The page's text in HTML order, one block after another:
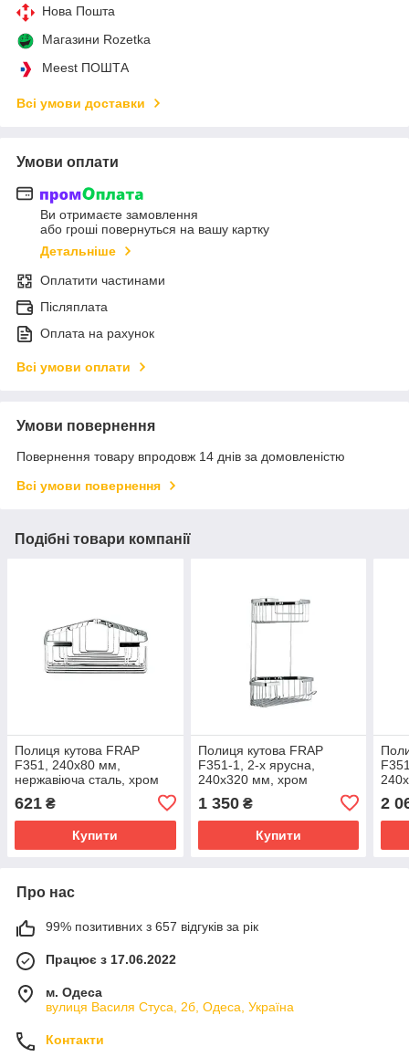
Нова Пошта
Магазини Rozetka
Meest ПОШТА
Всі умови доставки
Умови оплати
Ви отримаєте замовлення
або гроші повернуться на вашу картку
Детальніше
Оплатити частинами
Післяплата
Оплата на рахунок
Всі умови оплати
Умови повернення
Повернення товару впродовж 14 днів за домовленістю
Всі умови повернення
Подібні товари компанії
Полиця кутова FRAP
F351, 240х80 мм,
нержавіюча сталь, хром
621 ₴
Купити
Полиця кутова FRAP
F351-1, 2-х ярусна,
240х320 мм, хром
1 350₴
Купити
2
Про нас
99% позитивних з 657 відгуків за рік
Працює з 17.06.2022
м. Одеса
вулиця Василя Стуса, 2б, Одеса, Україна
Контакти